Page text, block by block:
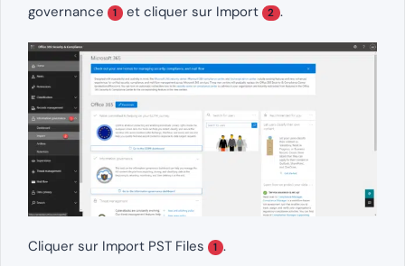
governance
1 et cliquer sur Import 2 .
Cliquer sur Import PST Files 1 .